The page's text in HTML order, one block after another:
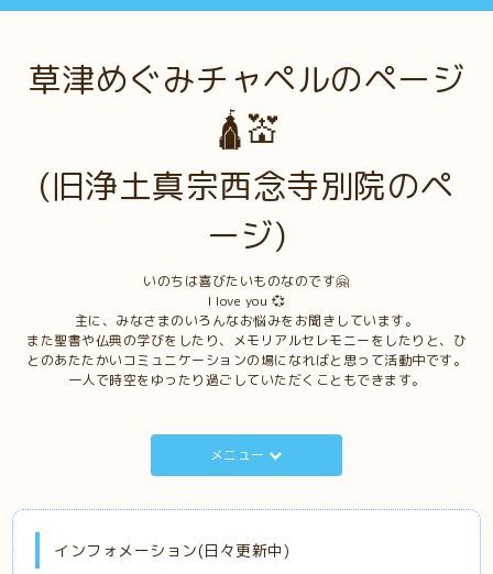
草津めぐみチャペルのページ
🛕💒
(旧浄土真宗西念寺別院のペ
ージ)
いのちは喜びたいものなのです🤗
I love you 💞
主に、みなさまのいろんなお悩みをお聞きしています。
また聖書や仏典の学びをしたり、メモリアルセレモニーをしたりと、ひ
とのあたたかいコミュニケーションの場になればと思って活動中です。
一人で時空をゆったり過ごしていただくこともできます。
メニュー
インフォメーション(日々更新中)